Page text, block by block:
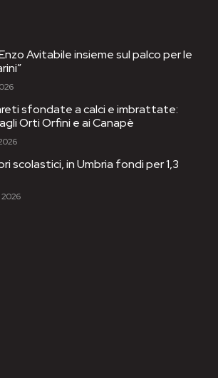
Avitabile insieme sul palco per le
sfondate a calci e imbrattate:
Orti Orfini e ai Canapè
scolastici, in Umbria fondi per 1,3